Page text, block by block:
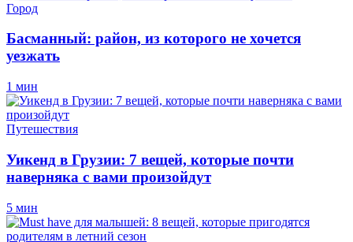
Город
Басманный: район, из которого не хочется
уезжать
1 мин
Путешествия
Уикенд в Грузии: 7 вещей, которые почти
наверняка с вами произойдут
5 мин